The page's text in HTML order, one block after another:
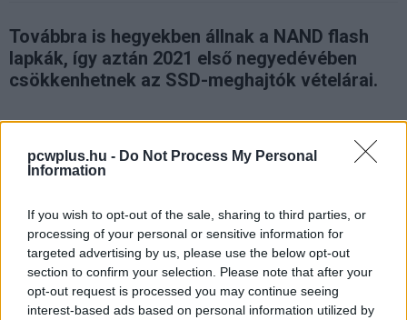
pcwplus.hu - Do Not Process My Personal
Information
If you wish to opt-out of the sale, sharing to third parties, or
processing of your personal or sensitive information for
targeted advertising by us, please use the below opt-out
section to confirm your selection. Please note that after your
opt-out request is processed you may continue seeing
interest-based ads based on personal information utilized by
Továbbra is hegyekben állnak a NAND flash
lapkák, így aztán 2021 első negyedévében
csökkenhetnek az SSD-meghajtók vételárai.
A jelentések szerint a jövőben is meglehetősen nagy
lapkák, így a túlkínálat ahhoz vezethet 2021 elején, hogy
csökkennek az SSD-meghajtók vételárai. Megy a
találgatás, hogy mikor éri meg újat venni: vajon az ünnepi
akciók a kedvezőbbek vagy pedig jövőre még többet
csökken majd az ilyen adattárolók ára?